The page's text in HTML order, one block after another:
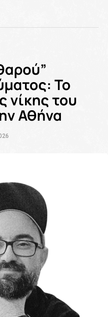
Το
νίκης του
Αθήνα